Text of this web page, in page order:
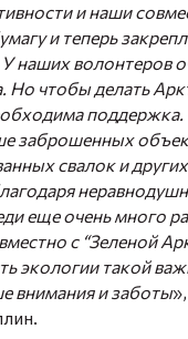
и наши
и теперь
наших волонтеров
Но чтобы делать
заброшенных
свалок и
еще очень много
с “Зеленой
экологии такой
внимания и заботы